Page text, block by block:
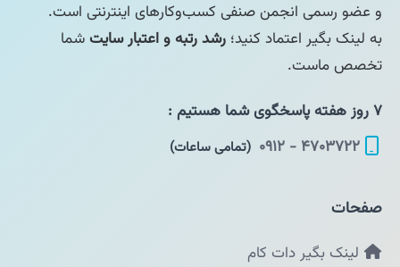
و عضو رسمی انجمن صنفی کسب‌وکارهای اینترنتی است.
به لینک بگیر اعتماد کنید؛ رشد رتبه و اعتبار سایتشما
تخصص ماست.
۷ روز هفته پاسخگوی شما هستیم :
۴۷۰۳۷۲۲ - ۰۹۱۲
(تمامی ساعات)
صفحات
لینک بگیر دات کام